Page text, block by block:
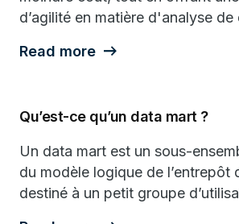
d’agilité en matière d'analyse de
Read more
Qu’est-ce qu’un data mart ?
Un data mart est un sous-
du modèle logique de l’entrepôt
destiné à un petit groupe